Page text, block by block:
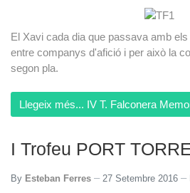
El Xavi cada dia que passava amb
entre companys d'afició i per això la
segon pla.
Llegeix més... IV T. Falconera
I Trofeu PORT
By Esteban Ferres 27 Setembre 2016